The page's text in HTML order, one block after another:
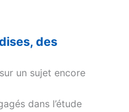
des
un sujet encore
dans l’étude